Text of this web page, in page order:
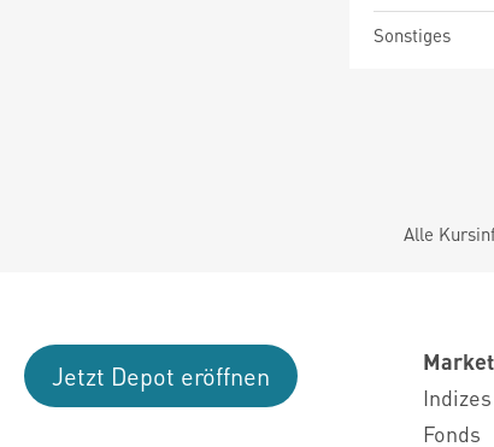
Sonstiges
Alle
Jetzt Depot eröffnen
Fonds